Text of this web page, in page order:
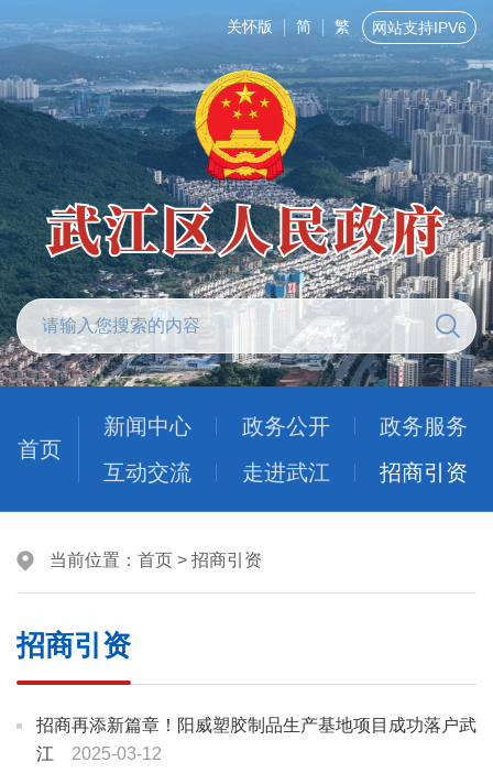
关怀版 简 繁 网站支持IPV6
首页
新闻中心 政务公开
政务服务
互动交流
走进武江 招商引资
当前位置： 首页 > 招商引资
招商引资
招商再添新篇章！阳威塑胶制品生产基地项目成功落户武
江
2025-03-12